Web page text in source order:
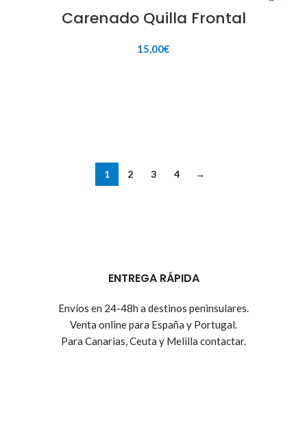
Carenado Quilla Frontal
15,00€
1 2 3 4 →
ENTREGA RÁPIDA
Envíos en 24-48h a destinos peninsulares.
Venta online para España y Portugal.
Para Canarias, Ceuta y Melilla contactar.